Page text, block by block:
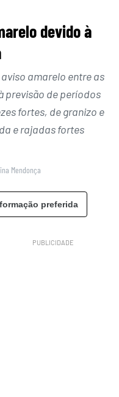
devido à
amarelo entre as
previsão de períodos
fortes, de granizo e
e rajadas fortes
Mendonça
preferida